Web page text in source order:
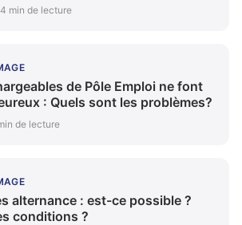
min de lecture
de Pôle Emploi ne font
: Quels sont les problèmes?
de lecture
alternance : est-ce possible ?
conditions ?